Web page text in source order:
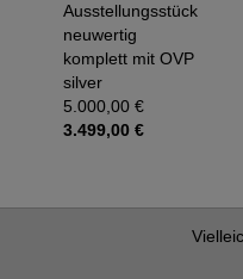
Ausstellungsstück
neuwertig
komplett mit OVP
silver
5.000,00 €
3.499,00 €